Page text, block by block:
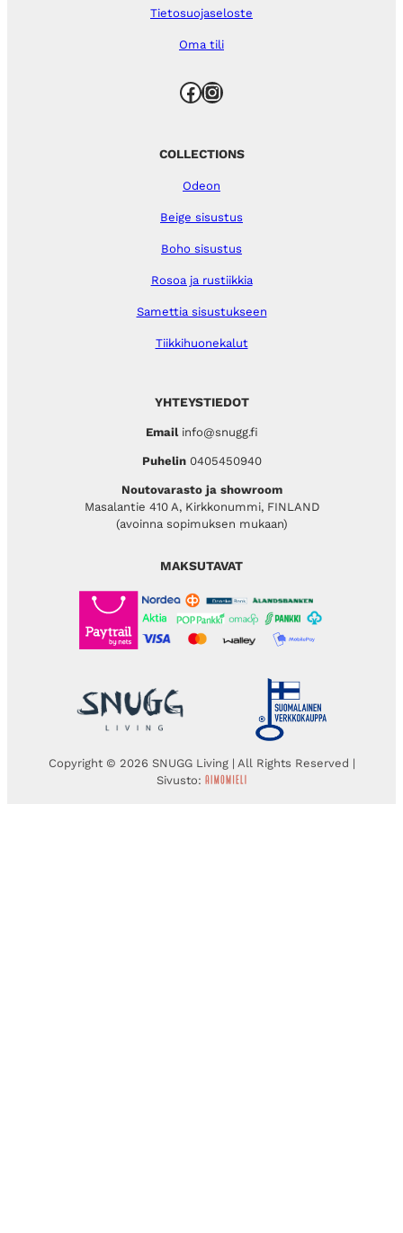
Tietosuojaseloste
Oma tili
Facebook Instagram
YHTEYSTIEDOT
Emailinfo@snugg.fi
Puhelin 0405450940
Noutovarasto ja showroom
Masalantie 410 A, Kirkkonummi, FINLAND
(avoinna sopimuksen mukaan)
COLLECTIONS
Odeon
Beige sisustus
Boho sisustus
Rosoa ja rustiikkia
Samettia sisustukseen
Tiikkihuonekalut
MAKSUTAVAT
Copyright © 2026 SNUGG Living | All Rights Reserved |
Sivusto: